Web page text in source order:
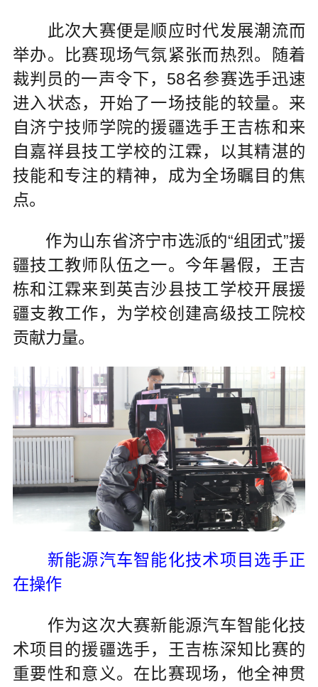
此次大赛便是顺应时代发展潮流而
举办。比赛现场气氛紧张而热烈。随着
裁判员的一声令下，58名参赛选手迅速
进入状态，开始了一场技能的较量。来
自济宁技师学院的援疆选手王吉栋和来
自嘉祥县技工学校的江霖，以其精湛的
技能和专注的精神，成为全场瞩目的焦
点。
作为山东省济宁市选派的“组团式”援
疆技工教师队伍之一。今年暑假，王吉
栋和江霖来到英吉沙县技工学校开展援
疆支教工作，为学校创建高级技工院校
贡献力量。
新能源汽车智能化技术项目选手正
在操作
作为这次大赛新能源汽车智能化技
术项目的援疆选手，王吉栋深知比赛的
重要性和意义。在比赛现场，他全神贯